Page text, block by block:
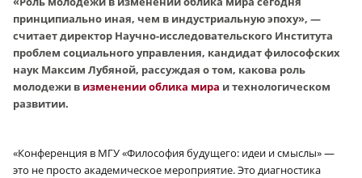
принципиально иная, чем в индустриальную эпоху», —
считает директор Научно-исследовательского Института
проблем социального управления, кандидат философских
наук Максим Лубяной, рассуждая о том, какова роль
молодежи в изменении облика мира и технологическом
развитии.
«Конференция в МГУ «Философия будущего: идеи и смыслы» —
это не просто академическое мероприятие. Это диагностика